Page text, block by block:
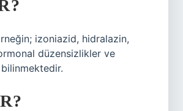
izoniazid, hidralazin,
düzensizlikler ve